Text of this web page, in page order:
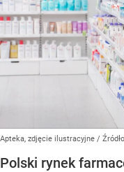
Apteka, zdjęcie ilustracyjne /
Polski rynek